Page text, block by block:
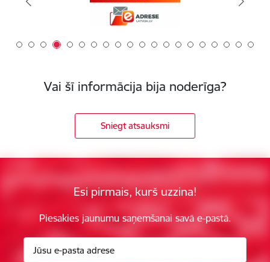
Vai šī informācija bija noderīga?
Sniegt atsauksmi
Esi pirmais, kurš uzzina!
Piesakies jaunumu saņemšanai savā e-pastā.